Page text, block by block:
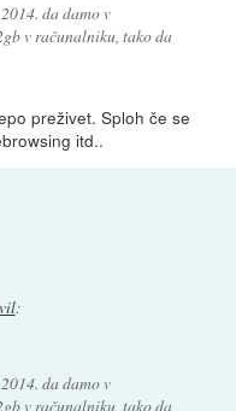
da damo v
v računalniku, tako da
preživet. Sploh če se
itd..
:
da damo v
v računalniku, tako da